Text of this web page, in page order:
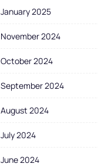
January 2025
November 2024
October 2024
September 2024
August 2024
July 2024
June 2024